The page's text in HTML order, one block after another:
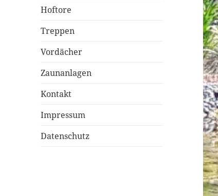
Hoftore
Treppen
Vordächer
Zaunanlagen
Kontakt
Impressum
Datenschutz